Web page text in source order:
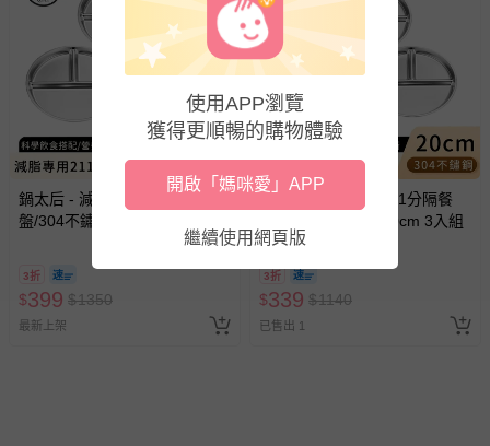
鍋太后 - 減脂專用211分隔餐
盤/304不鏽鋼餐盤23cm 3入組
3折
$399 $1350
最新上架
鍋太后 - 減脂專用211分隔餐
盤/304不鏽鋼餐盤20cm 3入組
3折
$339 $1140
已售出 1
使用APP瀏覽
獲得更順暢的購物體驗
開啟「媽咪愛」APP
繼續使用網頁版